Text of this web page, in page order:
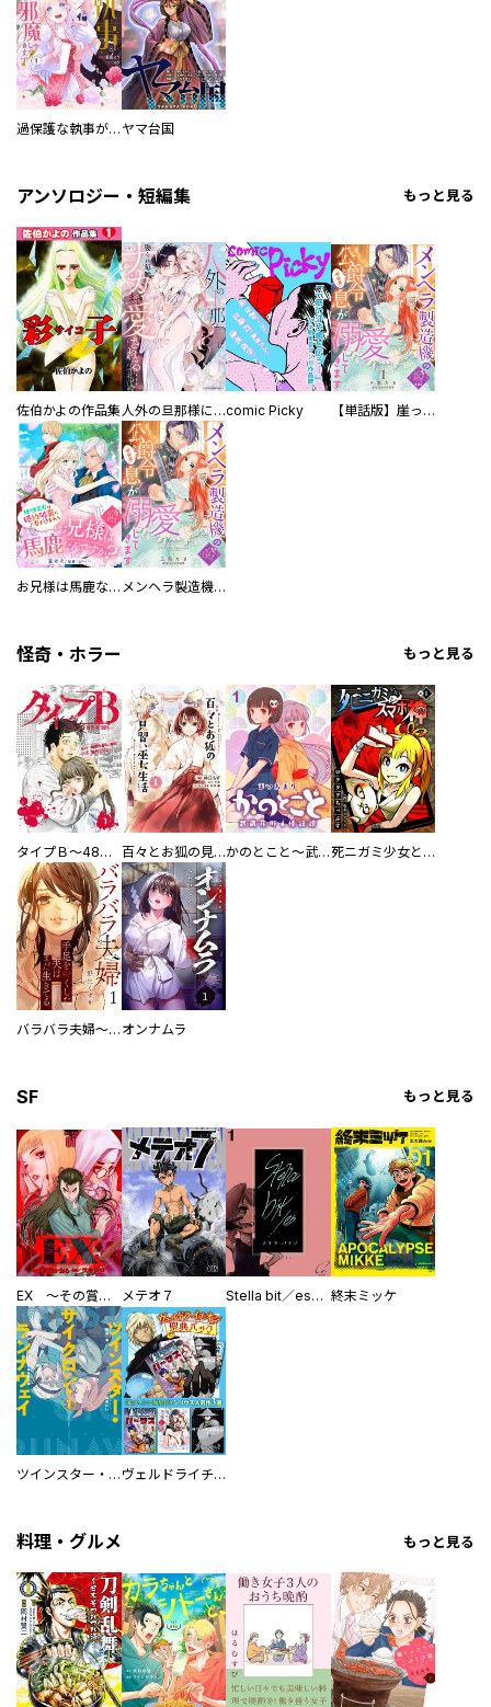
過保護な執事が私の婚活を邪魔してきます！ ヤマ台国
アンソロジー・短編集 もっと見る
佐伯かよの作品集 人外の旦那様に娶られ毎晩ナカまで愛される…。アンソロジーcomic Picky 【単話版】崖っぷち令嬢ですが、意地と策略で幸せになります！シリーズ
お兄様は馬鹿なんですか？～地味王女は婚約破棄に巻き込まれる～ メンヘラ製造機の公爵令息（過保護）が溺愛してきます
怪奇・ホラー もっと見る
タイプＢ～48時間後、致死率100％～【単話】 百々とお狐の見習い巫女生活【単行本版】 かのとこと～武蔵花町怪話譚～ 【連載版】 死ニガミ少女とスマホ神
バラバラ夫婦～手足をなくした夫はまだ生きてる オンナムラ
SF もっと見る
EX ～その賞金稼ぎは、世界の出口を探す～【単行本版】 メテオ７ Stella bit／es【単話版】 終末ミッケ
ツインスター・サイクロン・ランナウェイ ヴェルドライチオシ聖典パック 『転スラ』ミニ画集付き シリウス人気作３選
料理・グルメ もっと見る